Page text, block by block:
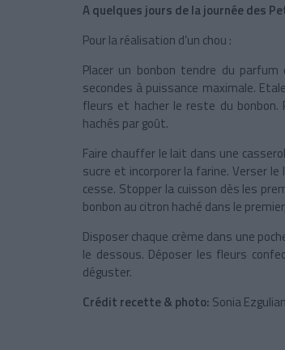
A quelques jours de la journée des
Pour la réalisation d’un chou :
Placer un bonbon tendre du
secondes à puissance maximale.
fleurs et hacher le reste du bonbon.
hachés par goût.
Faire chauffer le lait dans une
sucre et incorporer la farine. Verser
cesse. Stopper la cuisson dès les
bonbon au citron haché dans le
Disposer chaque crème dans une
le dessous. Déposer les fleurs
déguster.
Crédit recette & photo: Sonia